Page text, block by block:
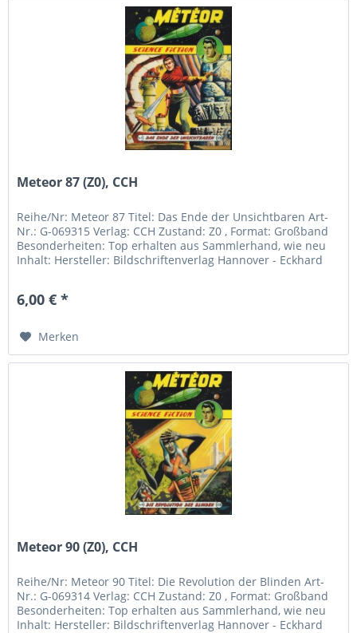
Meteor 87 (Z0), CCH
Reihe/Nr: Meteor 87 Titel: Das Ende der Unsichtbaren Art-
Nr.: G-069315 Verlag: CCH Zustand: Z0 , Format: Großband
Besonderheiten: Top erhalten aus Sammlerhand, wie neu
Inhalt: Hersteller: Bildschriftenverlag Hannover - Eckhard
6,00 € *
Merken
Meteor 90 (Z0), CCH
Reihe/Nr: Meteor 90 Titel: Die Revolution der Blinden Art-
Nr.: G-069314 Verlag: CCH Zustand: Z0 , Format: Großband
Besonderheiten: Top erhalten aus Sammlerhand, wie neu
Inhalt: Hersteller: Bildschriftenverlag Hannover - Eckhard